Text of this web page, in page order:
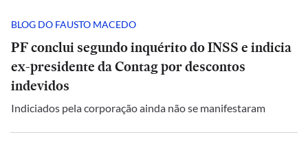
BLOG DO FAUSTO MACEDO
PF conclui segundo inquérito do INSS e indicia
ex-presidente da Contag por descontos
indevidos
Indiciados pela corporação ainda não se manifestaram